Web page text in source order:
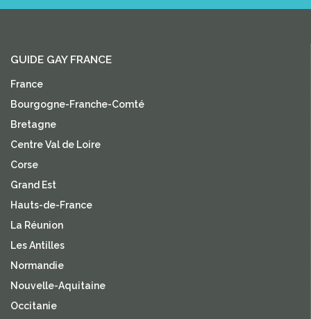
GUIDE GAY FRANCE
France
Bourgogne-Franche-Comté
Bretagne
Centre Val de Loire
Corse
Grand Est
Hauts-de-France
La Réunion
Les Antilles
Normandie
Nouvelle-Aquitaine
Occitanie